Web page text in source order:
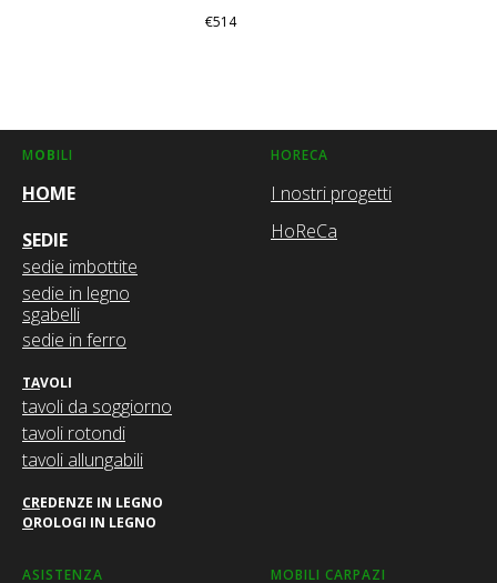
€514
MOBILI
HOME
SEDIE
sedie imbottite
sedie in legno
sgabelli
sedie in ferro
TAVOLI
tavoli da soggiorno
tavoli rotondi
tavoli allungabili
CREDENZE IN LEGNO
OROLOGI IN LEGNO
HORECA
I nostri progetti
HoReCa
ASISTENZA MOBILI CARPAZI